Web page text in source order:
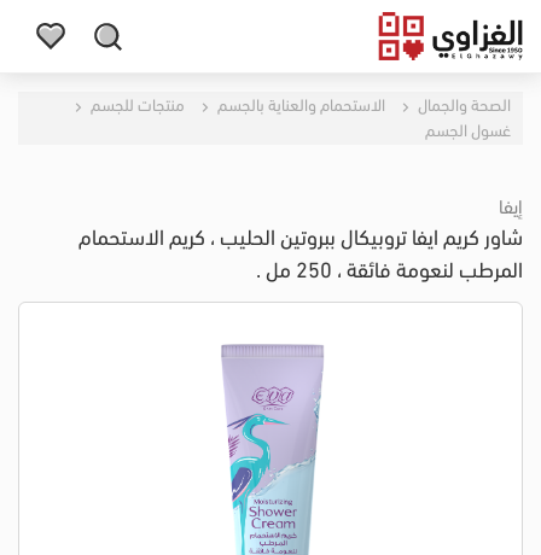
الصحة والجمال الاستحمام والعناية بالجسم
منتجات للجسم
غسول الجسم
إيفا
شاور كريم ايفا تروبيكال ببروتين الحليب ، كريم الاستحمام
المرطب لنعومة فائقة ، 250 مل .